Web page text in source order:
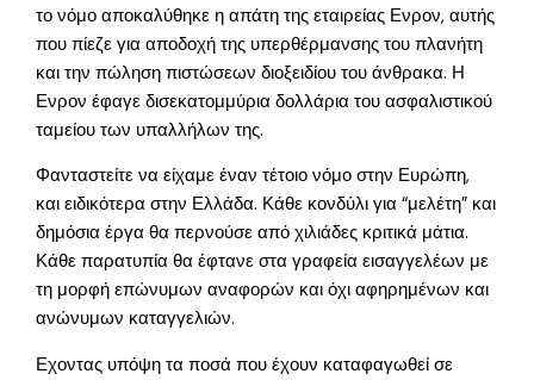
το νόμο αποκαλύθηκε η απάτη της εταιρείας Ενρον, αυτής
που πίεζε για αποδοχή της υπερθέρμανσης του πλανήτη
και την πώληση πιστώσεων διοξειδίου του άνθρακα. Η
Ενρον έφαγε δισεκατομμύρια δολλάρια του ασφαλιστικού
ταμείου των υπαλλήλων της.
Φανταστείτε να είχαμε έναν τέτοιο νόμο στην Ευρώπη,
και ειδικότερα στην Ελλάδα. Κάθε κονδύλι για “μελέτη” και
δημόσια έργα θα περνούσε από χιλιάδες κριτικά μάτια.
Κάθε παρατυπία θα έφτανε στα γραφεία εισαγγελέων με
τη μορφή επώνυμων αναφορών και όχι αφηρημένων και
ανώνυμων καταγγελιών.
Εχοντας υπόψη τα ποσά που έχουν καταφαγωθεί σε